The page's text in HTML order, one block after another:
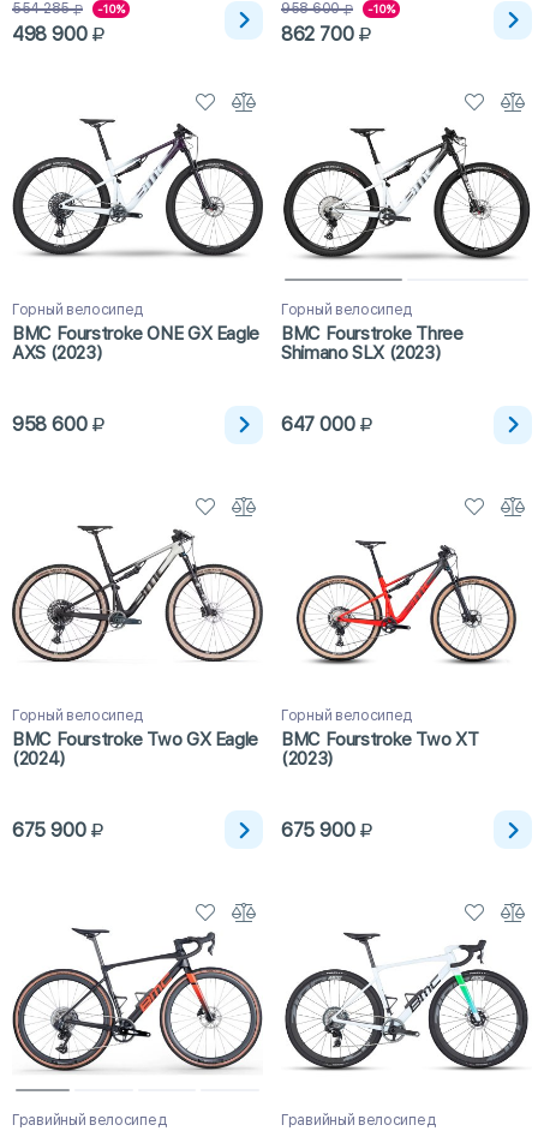
554 285 -10%
498 900
958 600 -10%
862 700
Горный велосипед
BMC Fourstroke ONE GX Eagle
AXS (2023)
958 600
Горный велосипед
BMC Fourstroke Three
Shimano SLX (2023)
647 000
Горный велосипед
BMC Fourstroke Two GX Eagle
(2024)
675 900
Горный велосипед
BMC Fourstroke Two XT
(2023)
675 900
Гравийный велосипед Гравийный велосипед